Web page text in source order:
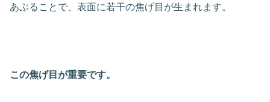
あぶることで、表面に若干の焦げ目が生まれます。
この焦げ目が重要です。